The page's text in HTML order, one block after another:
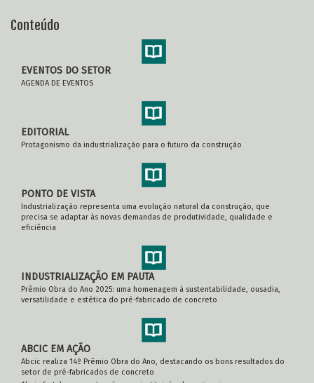
Conteúdo
EVENTOS DO SETOR
AGENDA DE EVENTOS
EDITORIAL
Protagonismo da industrialização para o futuro da construção
PONTO DE VISTA
Industrialização representa uma evolução natural da construção, que
precisa se adaptar às novas demandas de produtividade, qualidade e
eficiência
INDUSTRIALIZAÇÃO EM PAUTA
Prêmio Obra do Ano 2025: uma homenagem à sustentabilidade, ousadia,
versatilidade e estética do pré-fabricado de concreto
ABCIC EM AÇÃO
Abcic realiza 14º Prêmio Obra do Ano, destacando os bons resultados do
setor de pré-fabricados de concreto